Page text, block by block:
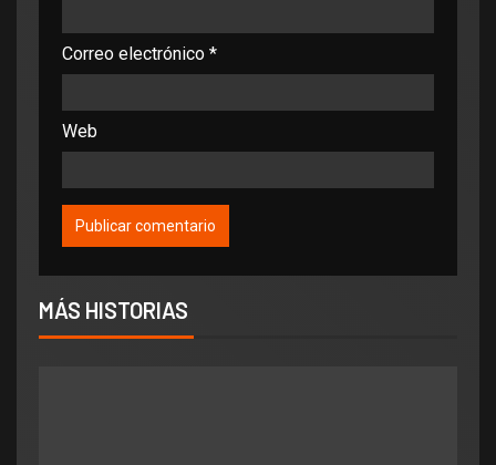
Correo electrónico *
Web
MÁS HISTORIAS